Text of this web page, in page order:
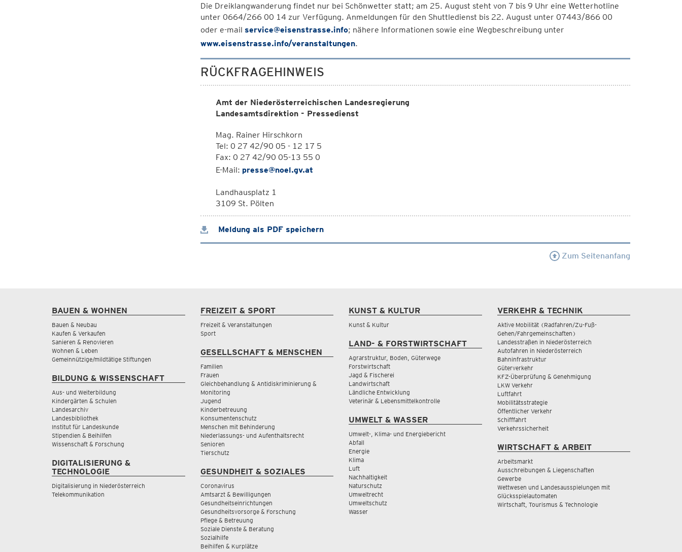
Die Dreiklangwanderung findet nur bei Schönwetter statt; am 25. August steht von 7 bis 9 Uhr eine Wetterhotline
unter 0664/266 00 14 zur Verfügung. Anmeldungen für den Shuttledienst bis 22. August unter 07443/866 00
oder e-mail service@eisenstrasse.info; nähere Informationen sowie eine Wegbeschreibung unter
www.eisenstrasse.info/veranstaltungen.
RÜCKFRAGEHINWEIS
Amt der Niederösterreichischen Landesregierung
Landesamtsdirektion - Pressedienst
Mag. Rainer Hirschkorn
Tel: 0 27 42/90 05 - 12 17 5
Fax: 0 27 42/90 05-13 55 0
E-Mail: presse@noel.gv.at
Landhausplatz 1
3109 St. Pölten
Meldung als PDF speichern
Zum Seitenanfang
BAUEN & WOHNEN
Bauen & Neubau
Kaufen & Verkaufen
Sanieren & Renovieren
Wohnen & Leben
Gemeinnützige/mildtätige Stiftungen
BILDUNG & WISSENSCHAFT
Aus- und Weiterbildung
Kindergärten & Schulen
Landesarchiv
Landesbibliothek
Institut für Landeskunde
Stipendien & Beihilfen
Wissenschaft & Forschung
DIGITALISIERUNG &
TECHNOLOGIE
Digitalisierung in Niederösterreich
Telekommunikation
FREIZEIT & SPORT
Freizeit & Veranstaltungen
Sport
GESELLSCHAFT & MENSCHEN
Familien
Frauen
Gleichbehandlung & Antidiskriminierung &
Monitoring
Jugend
Kinderbetreuung
Konsumentenschutz
Menschen mit Behinderung
Niederlassungs- und Aufenthaltsrecht
Senioren
Tierschutz
GESUNDHEIT & SOZIALES
Coronavirus
Amtsarzt & Bewilligungen
Gesundheitseinrichtungen
Gesundheitsvorsorge & Forschung
Pflege & Betreuung
Soziale Dienste & Beratung
Sozialhilfe
Beihilfen & Kurplätze
KUNST & KULTUR
Kunst & Kultur
LAND- & FORSTWIRTSCHAFT
Agrarstruktur, Boden, Güterwege
Forstwirtschaft
Jagd & Fischerei
Landwirtschaft
Ländliche Entwicklung
Veterinär & Lebensmittelkontrolle
UMWELT & WASSER
Umwelt-, Klima- und Energiebericht
Abfall
Energie
Klima
Luft
Nachhaltigkeit
Naturschutz
Umweltrecht
Umweltschutz
Wasser
VERKEHR & TECHNIK
Aktive Mobilität (Radfahren/Zu-Fuß-
Gehen/Fahrgemeinschaften)
Landesstraßen in Niederösterreich
Autofahren in Niederösterreich
Bahninfrastruktur
Güterverkehr
KFZ-Überprüfung & Genehmigung
LKW Verkehr
Luftfahrt
Mobilitätsstrategie
Öffentlicher Verkehr
Schifffahrt
Verkehrssicherheit
WIRTSCHAFT & ARBEIT
Arbeitsmarkt
Ausschreibungen & Liegenschaften
Gewerbe
Wettwesen und Landesausspielungen mit
Glücksspielautomaten
Wirtschaft, Tourismus & Technologie